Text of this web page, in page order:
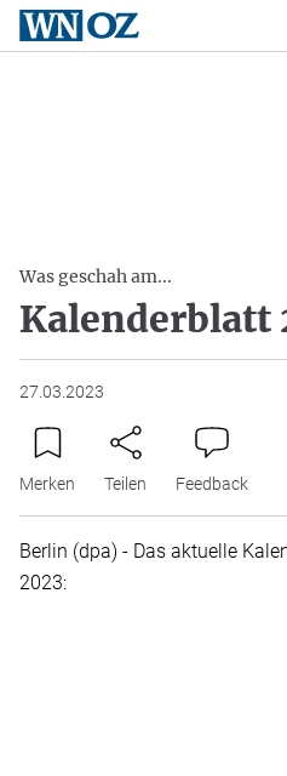
Was geschah am...
Kalenderblatt
27.03.2023
Merken Teilen Feedback
Berlin (dpa) - Das aktuelle
2023: